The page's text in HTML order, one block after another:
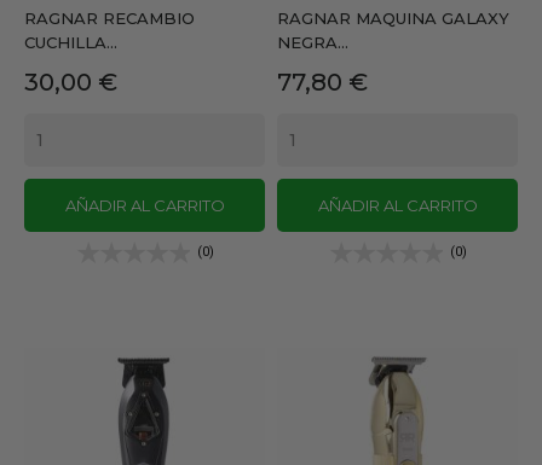
RAGNAR RECAMBIO
CUCHILLA...
Precio
30,00 €
AÑADIR AL CARRITO
(0)
RAGNAR MAQUINA GALAXY
NEGRA...
Precio
77,80 €
AÑADIR AL CARRITO
(0)